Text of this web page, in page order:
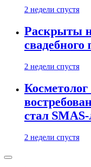
2 недели спустя
Раскрыты
2 недели спустя
стал
2 недели спустя